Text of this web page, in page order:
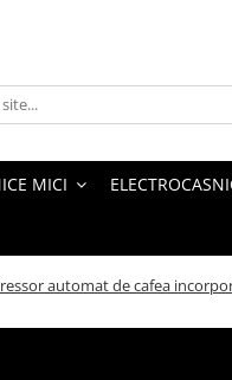
MICI
automat de cafea